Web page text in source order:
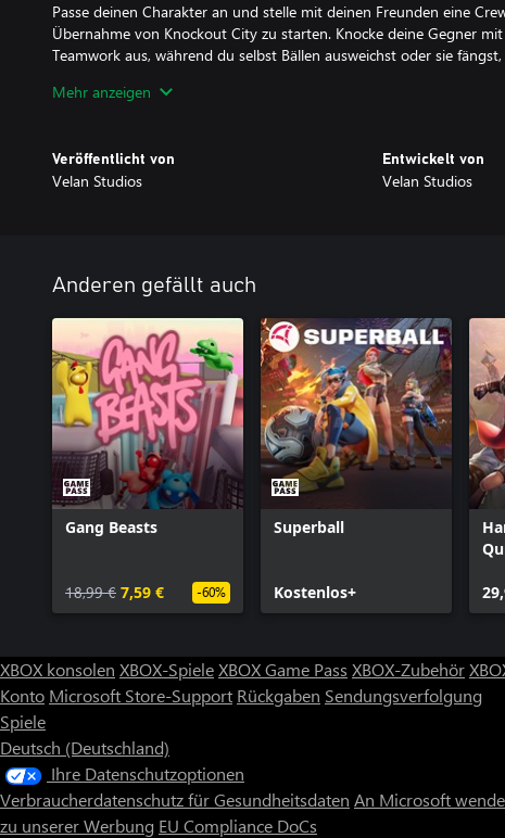
Passe deinen Charakter an und stelle mit deinen Freunden eine
Übernahme von Knockout City zu starten. Knocke deine Gegner
Teamwork aus, während du selbst Bällen ausweichst oder sie
zusammenkugeln, in die Hände eines Teammitglieds rollen und so
Eine Vielzahl von ausgefallenen Balltypen, Schauplätzen und
Außerdem gibt es in jeder Saison neue Karten, Balltypen,
Internetverbindung, Epic-Konto und Akzeptieren der
Datenschutzrichtlinie von Velan und Epic (knockoutcity.com/privacy)
ES GELTEN BEDINGUNGEN UND EINSCHRÄNKUNGEN. SIEHE
DETAILS.
© 2023 Velan Studios, Inc. Alle Handelsmarken sind Eigentum ihrer
Mit dem Download der Xbox Series X|S-Version erhältst du die
Mehr anzeigen
Veröffentlicht von
Velan Studios
Entwickelt von
Velan Studios
Anderen gefällt auch
Gang Beasts
18,99 € 7,59 € -60%
Superball
Kostenlos+
XBOX konsolen XBOX-SpieleXBOX Game Pass XBOX-Zubehör
Konto Microsoft Store-Support Rückgaben Sendungsverfolgung
Spiele
Deutsch (Deutschland)
Ihre Datenschutzoptionen
Verbraucherdatenschutz für Gesundheitsdaten An Microsoft
zu unserer Werbung EU Compliance DoCs